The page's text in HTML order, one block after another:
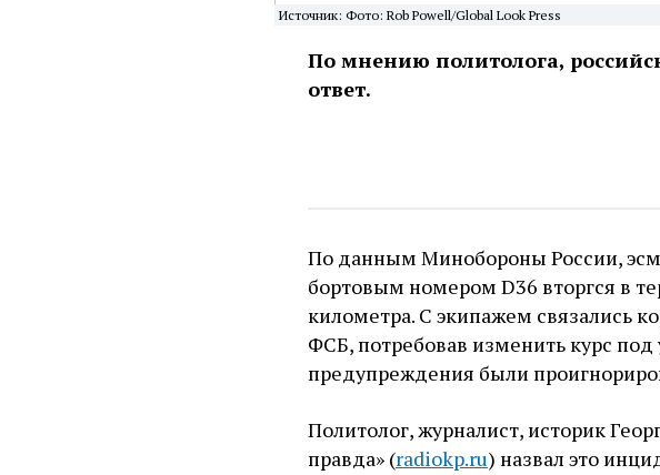
Источник: Фото: Rob Powell/Global Look Press
По мнению политолога,
ответ.
По данным Минобороны России,
бортовым номером D36 вторгся в
километра. С экипажем связались
ФСБ, потребовав изменить курс
предупреждения были
Политолог, журналист, историк
правда» (radiokp.ru) назвал это